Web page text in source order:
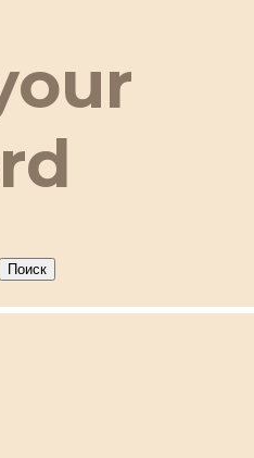
Поиск